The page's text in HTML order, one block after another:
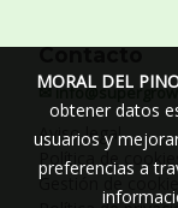
Contacto
✉
Aviso legal
Política de cookies
Gestión de cookies
MORAL DEL
obtener datos
usuarios y
preferencias a